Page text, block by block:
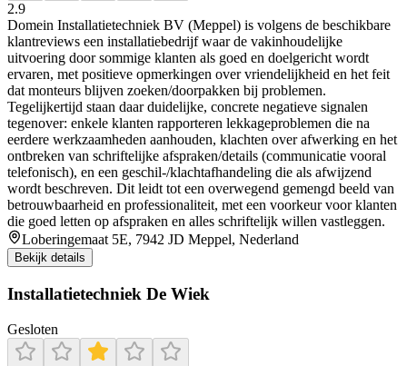
2.9
Domein Installatietechniek BV (Meppel) is volgens de beschikbare
klantreviews een installatiebedrijf waar de vakinhoudelijke
uitvoering door sommige klanten als goed en doelgericht wordt
ervaren, met positieve opmerkingen over vriendelijkheid en het feit
dat monteurs blijven zoeken/doorpakken bij problemen.
Tegelijkertijd staan daar duidelijke, concrete negatieve signalen
tegenover: enkele klanten rapporteren lekkageproblemen die na
eerdere werkzaamheden aanhouden, klachten over afwerking en het
ontbreken van schriftelijke afspraken/details (communicatie vooral
telefonisch), en een geschil-/klachtafhandeling die als afwijzend
wordt beschreven. Dit leidt tot een overwegend gemengd beeld van
betrouwbaarheid en professionaliteit, met een voorkeur voor klanten
die goed letten op afspraken en alles schriftelijk willen vastleggen.
Loberingemaat 5E, 7942 JD Meppel, Nederland
Bekijk details
Installatietechniek De Wiek
Gesloten